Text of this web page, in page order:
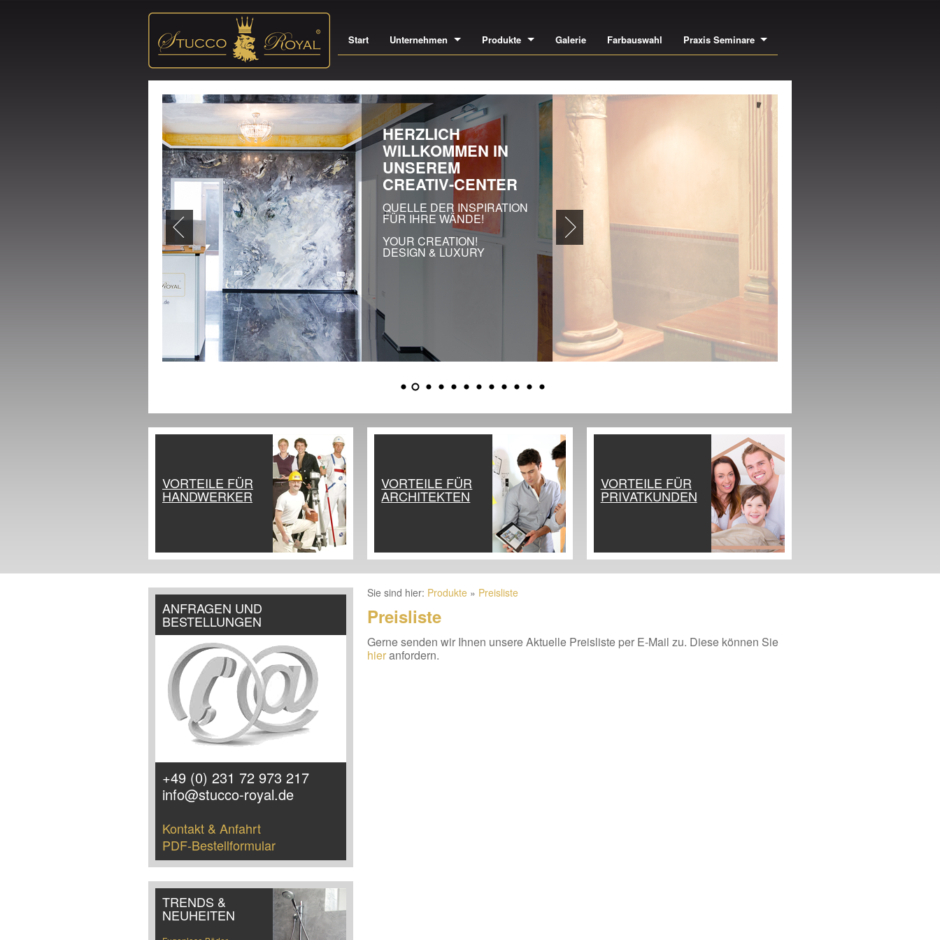
Start Unternehmen Produkte Galerie Farbauswahl Praxis Seminare
INNEN- UND
AUSWAHLEN EUROPAS AN
HOCHWERTIGEN LEISTEN,
VORTEILE FÜR
HANDWERKER
VORTEILE FÜR
ARCHITEKTEN
VORTEILE FÜR
PRIVATKUNDEN
ANFRAGEN UND
BESTELLUNGEN
+49 (0) 231 72 973 217
info@stucco-royal.de
Kontakt & Anfahrt
PDF-Bestellformular
TRENDS &
NEUHEITEN
Sie sind hier: Produkte » Preisliste
Preisliste
Gerne senden wir Ihnen unsere Aktuelle Preisliste per E-Mail zu. Diese können Sie
hieranfordern.